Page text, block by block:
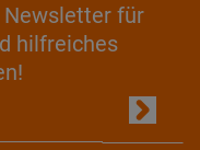
Newsletter für
hilfreiches